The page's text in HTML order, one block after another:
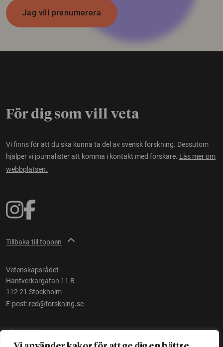
Jag vill prenumerera
För dig som vill veta
Vi finns för att du ska kunna ta del av svensk forskning. Dessutom
hjälper vi journalister att komma i kontakt med forskare. Läs mer om
webbplatsen.
Tillbaka till toppen
Vetenskapsrådet
Hantverkargatan 11 B
112 21 Stockholm
E-post: red@forskning.se
Tillgänglighet